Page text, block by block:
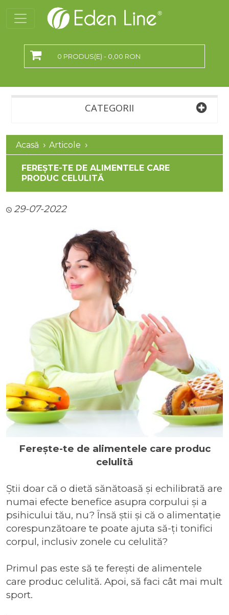
0 PRODUS(E) - 0,00 RON
CATEGORII
Acasă Articole
FEREȘTE-TE DE ALIMENTELE CARE
PRODUC CELULITĂ
29-07-2022
Ferește-te de alimentele care produc
celulită
Știi doar că o dietă sănătoasă și echilibrată are
numai efecte benefice asupra corpului și a
psihicului tău, nu? Însă știi și că o alimentație
corespunzătoare te poate ajuta să-ți tonifici
corpul, inclusiv zonele cu celulită?
Primul pas este să te ferești de alimentele
care produc celulită. Apoi, să faci cât mai mult
sport.